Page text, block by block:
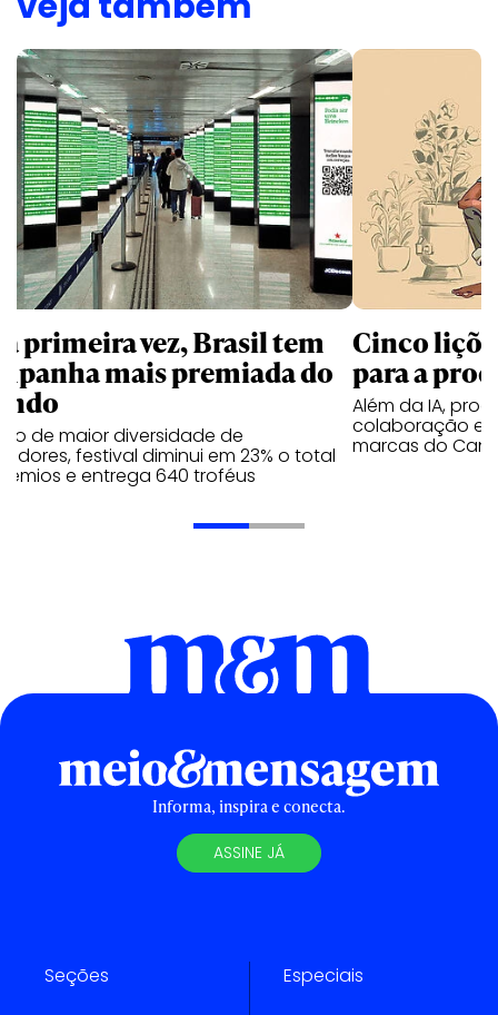
primeira vez, Brasil tem
mais premiada do
de maior diversidade de
festival diminui em 23% o total
e entrega 640 troféus
Cinco
para a
Além da IA,
colaboração e
marcas do
Informa, inspira e conecta.
ASSINE JÁ
Seções Especiais